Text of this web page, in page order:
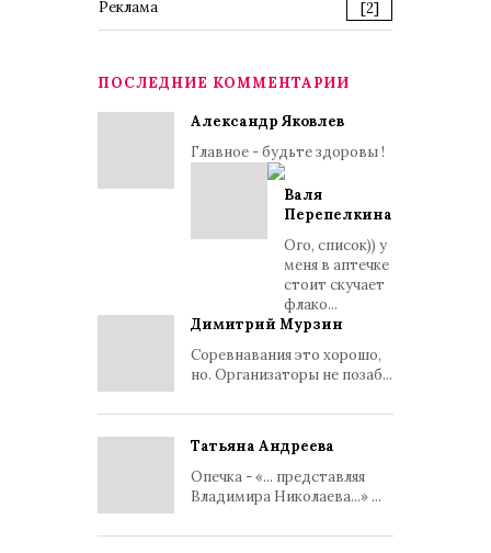
Реклама [2]
ПОСЛЕДНИЕ КОММЕНТАРИИ
Александр Яковлев
Главное - будьте здоровы !
Валя
Перепелкина
Ого, список)) у
меня в аптечке
стоит скучает
флако...
Димитрий Мурзин
Соревнавания это хорошо,
но. Организаторы не позаб...
Татьяна Андреева
Опечка - «... представляя
Владимира Николаева...» ...